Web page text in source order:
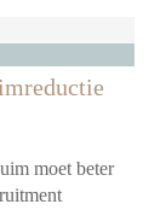
moet beter